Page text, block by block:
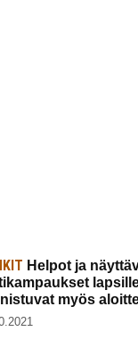
Helpot ja
myös